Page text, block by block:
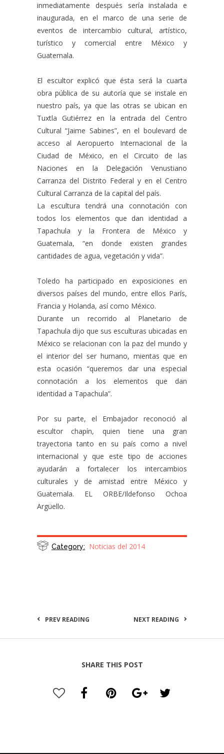
inmediatamente después sería instalada e
inaugurada, en el marco de una serie de
eventos de intercambio cultural, artístico,
turístico y comercial entre México y
Guatemala.
El escultor explicó que ésta será la cuarta
obra pública de su autoría que se instale en
nuestro país, ya que las otras se ubican en
Tuxtla Gutiérrez en la entrada del Centro
Cultural “Jaime Sabines”, en el boulevard de
acceso al Aeropuerto Internacional de la
Ciudad de México, en el Circuito de las
Naciones en la Delegación Venustiano
Carranza del Distrito Federal y en el Centro
Cultural Carranza de la capital del país.
La escultura tendrá una connotación con
todos los elementos que dan identidad a
Tapachula y la Frontera de México y
Guatemala, “en donde existen grandes
cantidades de agua, vegetación y vida”.
Toledo ha participado en exposiciones en
diversos países del mundo, entre ellos París,
Francia y Holanda, así como México.
Durante un recorrido al Planetario de
Tapachula dijo que sus esculturas ubicadas en
México se relacionan con la paz del mundo y
el interior del ser humano, mientas que en
esta ocasión “queremos dar una especial
connotación a los elementos que dan
identidad a Tapachula”.
Por su parte, el Embajador reconoció al
escultor chapín, quien tiene una gran
trayectoria tanto en su país como a nivel
internacional y que este tipo de acciones
ayudarán a fortalecer los intercambios
culturales y de amistad entre México y
Guatemala. EL ORBE/Ildefonso Ochoa
Argüello.
Category: Noticias del 2014
PREV READING NEXT READING
SHARE THIS POST